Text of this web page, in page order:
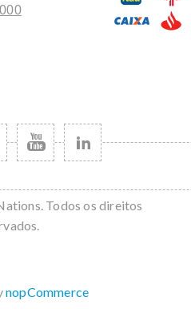
Todos os direitos
nopCommerce